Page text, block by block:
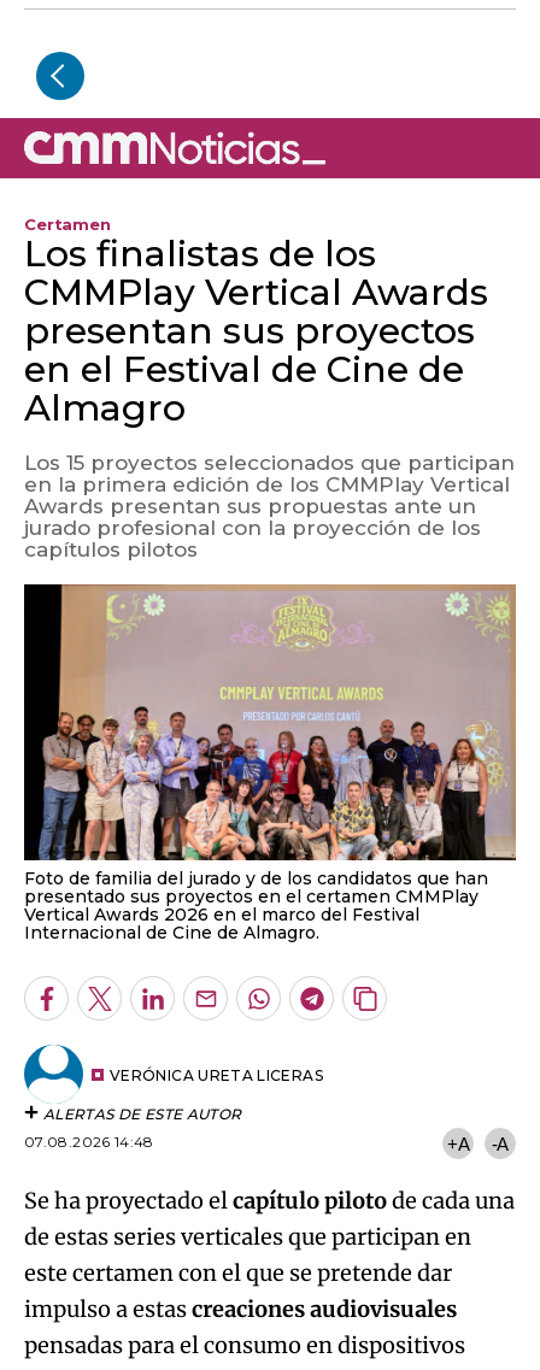
Certamen
Los finalistas de los
CMMPlay Vertical Awards
presentan sus proyectos
en el Festival de Cine de
Almagro
Los 15 proyectos seleccionados que participan
en la primera edición de los CMMPlay Vertical
Awards presentan sus propuestas ante un
jurado profesional con la proyección de los
capítulos pilotos
Foto de familia del jurado y de los candidatos que han
presentado sus proyectos en el certamen CMMPlay
Vertical Awards 2026 en el marco del Festival
Internacional de Cine de Almagro.
Facebook
TwitterLinkedInEnviarWhatsapp
Telegram
Copiar
VERÓNICA URETA LICERAS
ALERTAS DE ESTE AUTOR
07.08.2026 14:48
+A -A
Se ha proyectado elcapítulo pilotode cada una
de estas series verticales que participan en
este certamen con el que se pretende dar
impulso a estascreaciones audiovisuales
pensadas para el consumo en dispositivos